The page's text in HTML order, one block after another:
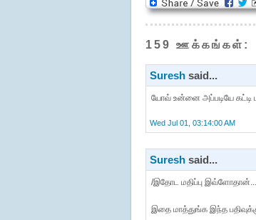
159 ஊக்கங்கள்:
Sureshsaid...
யோவ் உன்னை அப்படியே கட்டி
Wed Jul 01, 03:14:00 AM
Sureshsaid...
/இதோட மதிப்பு
இதை மாத்துங்க இந்த